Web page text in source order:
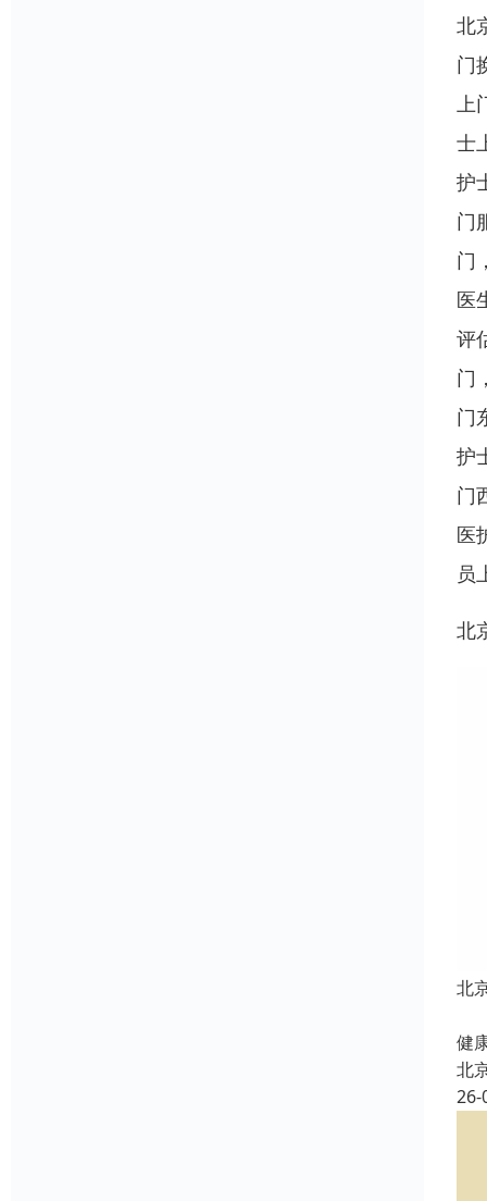
北
门
上
士
护
门
门
医
评
门
门
护
门
医
员
北
北
健
北
26-